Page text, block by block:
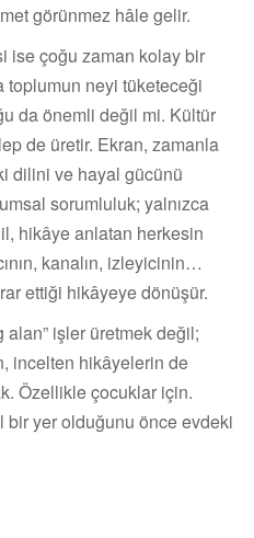
görünmez hâle gelir.
ise çoğu zaman kolay bir
toplumun neyi tüketeceği
da önemli değil mi. Kültür
de üretir. Ekran, zamanla
dilini ve hayal gücünü
sorumluluk; yalnızca
hikâye anlatan herkesin
kanalın, izleyicinin…
ettiği hikâyeye dönüşür.
işler üretmek değil;
incelten hikâyelerin de
Özellikle çocuklar için.
bir yer olduğunu önce evdeki